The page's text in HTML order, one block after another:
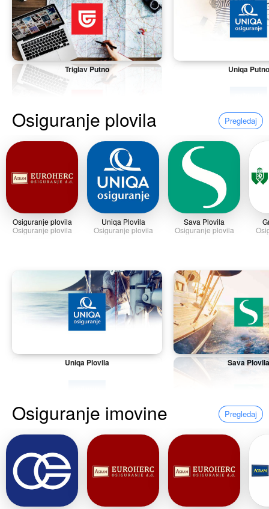
Triglav Putno Uniqa Putno
Osiguranje plovila Pregledaj
Osiguranje plovila
Osiguranje plovila
Uniqa Plovila
Osiguranje plovila
Sava Plovila
Osiguranje plovila
Uniqa Plovila Sava Plovila
Osiguranje imovine Pregledaj